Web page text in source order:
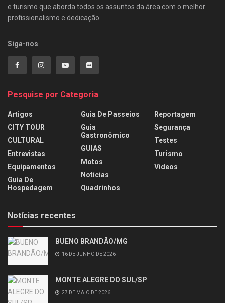
e turismo que aborda todos os assuntos da área com o melhor
profissionalismo e dedicação.
Siga-nos
Pesquise por Categoria
Artigos
CITY TOUR
CULTURAL
Entrevistas
Equipamentos
Guia De
Hospedagem
Guia De Passeios
Guia
Gastronômico
GUIAS
Motos
Notícias
Quadrinhos
Reportagem
Segurança
Testes
Turismo
Videos
Notícias recentes
BUENO BRANDÃO/MG
16 DE JUNHO DE 2026
MONTE ALEGRE DO SUL/SP
27 DE MAIO DE 2026